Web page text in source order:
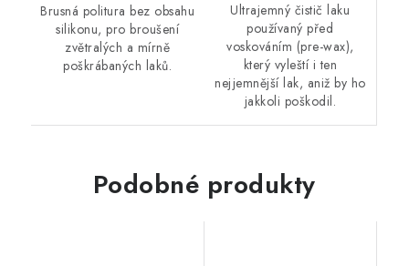
Brusná politura bez obsahu
silikonu, pro broušení
zvětralých a mírně
poškrábaných laků.
Ultrajemný čistič laku
používaný před
voskováním (pre-wax),
který vyleští i ten
nejjemnější lak, aniž by ho
jakkoli poškodil.
Podobné produkty